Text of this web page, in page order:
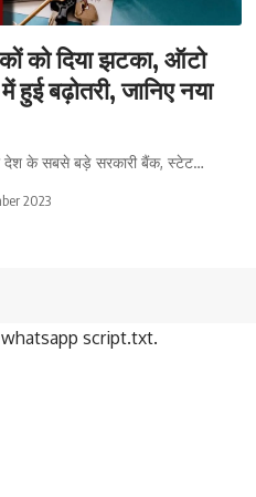
को दिया झटका, ऑटो
बढ़ोतरी, जानिए नया
के सबसे बड़े सरकारी बैंक, स्टेट…
2023
script.txt.